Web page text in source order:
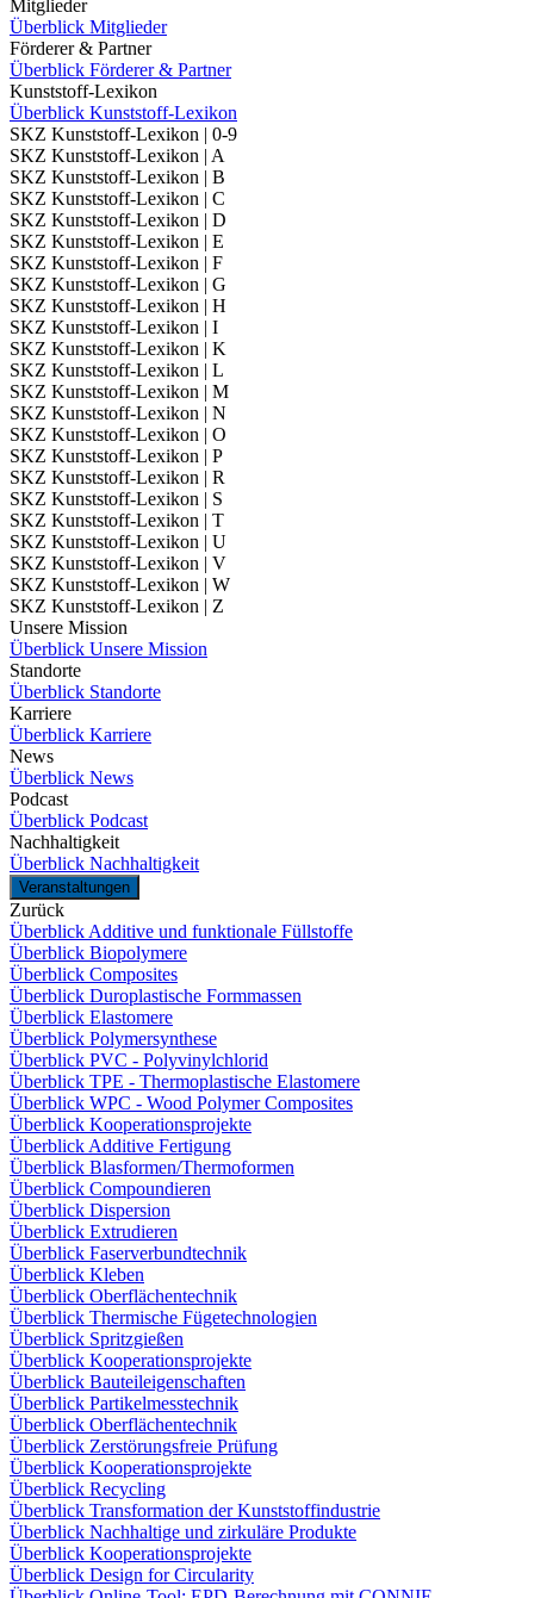
Mitglieder
Überblick Mitglieder
Förderer & Partner
Überblick Förderer & Partner
Kunststoff-Lexikon
Überblick Kunststoff-Lexikon
SKZ Kunststoff-Lexikon | 0-9
SKZ Kunststoff-Lexikon | A
SKZ Kunststoff-Lexikon | B
SKZ Kunststoff-Lexikon | C
SKZ Kunststoff-Lexikon | D
SKZ Kunststoff-Lexikon | E
SKZ Kunststoff-Lexikon | F
SKZ Kunststoff-Lexikon | G
SKZ Kunststoff-Lexikon | H
SKZ Kunststoff-Lexikon | I
SKZ Kunststoff-Lexikon | K
SKZ Kunststoff-Lexikon | L
SKZ Kunststoff-Lexikon | M
SKZ Kunststoff-Lexikon | N
SKZ Kunststoff-Lexikon | O
SKZ Kunststoff-Lexikon | P
SKZ Kunststoff-Lexikon | R
SKZ Kunststoff-Lexikon | S
SKZ Kunststoff-Lexikon | T
SKZ Kunststoff-Lexikon | U
SKZ Kunststoff-Lexikon | V
SKZ Kunststoff-Lexikon | W
SKZ Kunststoff-Lexikon | Z
Unsere Mission
Überblick Unsere Mission
Standorte
Überblick Standorte
Karriere
Überblick Karriere
News
Überblick News
Podcast
Überblick Podcast
Nachhaltigkeit
Überblick Nachhaltigkeit
Veranstaltungen
Zurück
Überblick Additive und funktionale Füllstoffe
Überblick Biopolymere
Überblick Composites
Überblick Duroplastische Formmassen
Überblick Elastomere
Überblick Polymersynthese
Überblick PVC - Polyvinylchlorid
Überblick TPE - Thermoplastische Elastomere
Überblick WPC - Wood Polymer Composites
Überblick Kooperationsprojekte
Überblick Additive Fertigung
Überblick Blasformen/Thermoformen
Überblick Compoundieren
Überblick Dispersion
Überblick Extrudieren
Überblick Faserverbundtechnik
Überblick Kleben
Überblick Oberflächentechnik
Überblick Thermische Fügetechnologien
Überblick Spritzgießen
Überblick Kooperationsprojekte
Überblick Bauteileigenschaften
Überblick Partikelmesstechnik
Überblick Oberflächentechnik
Überblick Zerstörungsfreie Prüfung
Überblick Kooperationsprojekte
Überblick Recycling
Überblick Transformation der Kunststoffindustrie
Überblick Nachhaltige und zirkuläre Produkte
Überblick Kooperationsprojekte
Überblick Design for Circularity